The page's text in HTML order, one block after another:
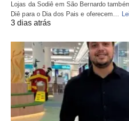
Lojas da Sodiê em São Bernardo
Diê para o Dia dos Pais e oferecem…
3 dias atrás